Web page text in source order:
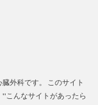
外科です。 このサイト
こんなサイトがあったら